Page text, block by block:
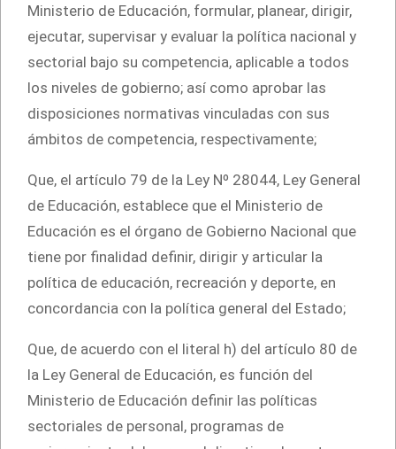
Ministerio de Educación, formular, planear, dirigir,
ejecutar, supervisar y evaluar la política nacional y
sectorial bajo su competencia, aplicable a todos
los niveles de gobierno; así como aprobar las
disposiciones normativas vinculadas con sus
ámbitos de competencia, respectivamente;
Que, el artículo 79 de la Ley Nº 28044, Ley General
de Educación, establece que el Ministerio de
Educación es el órgano de Gobierno Nacional que
tiene por finalidad definir, dirigir y articular la
política de educación, recreación y deporte, en
concordancia con la política general del Estado;
Que, de acuerdo con el literal h) del artículo 80 de
la Ley General de Educación, es función del
Ministerio de Educación definir las políticas
sectoriales de personal, programas de